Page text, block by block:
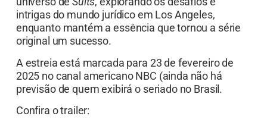
intrigas do mundo jurídico em Los Angeles,
enquanto mantém a essência que tornou a série
original um sucesso.
A estreia está marcada para 23 de fevereiro de
2025 no canal americano NBC (ainda não há
previsão de quem exibirá o seriado no Brasil.
Confira o trailer: